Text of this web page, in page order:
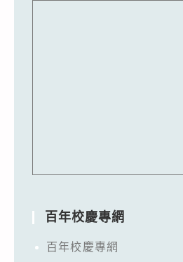
百年校慶專網
百年校慶專網